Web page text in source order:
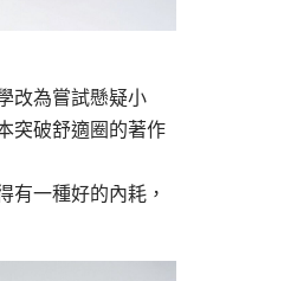
改為嘗試懸疑小
突破舒適圈的著作
有一種好的內耗，